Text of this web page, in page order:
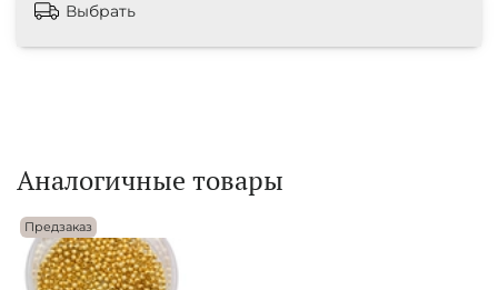
Выбрать
Аналогичные товары
Предзаказ